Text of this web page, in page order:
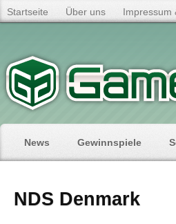
Startseite Über uns Impressum
News Gewinnspiele
NDS Denmark